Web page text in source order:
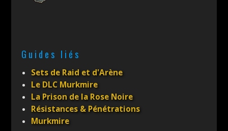
Guides liés
Sets de Raid et d'Arène
Le DLC Murkmire
La Prison de la Rose Noire
Résistances & Pénétrations
Murkmire